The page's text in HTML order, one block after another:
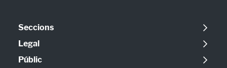
Seccions
Política
Opinió
Legal
Avís legal
Públic